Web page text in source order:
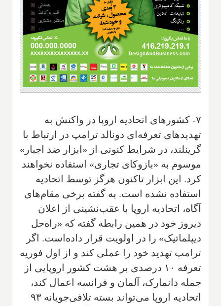
۷- کشورهای اتحادیه اروپا در واکنش به
تهدیدهای تعرفه‌ای دونالد ترامپ در ارتباط با
گرینلند، در شرایط کنونی از «ابزار ضد اجبار»
موسوم به «بازوکای تجاری» استفاده نخواهند
کرد. این ابزار تاکنون هرگز توسط اتحادیه
استفاده نشده است. به گفته برخی مقام‌های
آگاه، اتحادیه اروپا با عقب‌نشینی از اعلان
دیروز خود در همین رابطه گفته که «راه‌حل
دیپلماتیک» را در اولویت قرار داده‌است. اگر
ترامپ تهدید خود را عملی کند و از اول فوریه
تعرفه ۱۰ درصدی بر هشت کشور اروپایی از
جمله دانمارک، آلمان و فرانسه اعمال کند،
اتحادیه اروپا می‌تواند بسته تلافی‌جویانه ۹۳